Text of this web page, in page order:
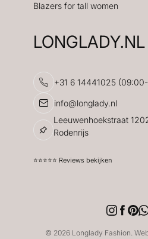
Blazers for tall women
LONGLADY.NL
+31 6 14441025
info@longlady.nl
Leeuwenhoekstraat
Rodenrijs
⭐️⭐️⭐️⭐️⭐️ Reviews bekijken
© 2026 Longlady Fashion.